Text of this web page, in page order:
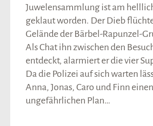
Juwelensammlung ist am
geklaut worden. Der Dieb
Gelände der Bärbel-Rapunzel-
Als Chat ihn zwischen den
entdeckt, alarmiert er die vier
Da die Polizei auf sich warten
Anna, Jonas, Caro und Finn
ungefährlichen Plan…